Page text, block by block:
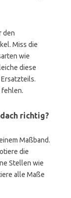
den
Miss die
wie
diese
fehlen.
richtig?
Maßband.
die
Stellen wie
alle Maße